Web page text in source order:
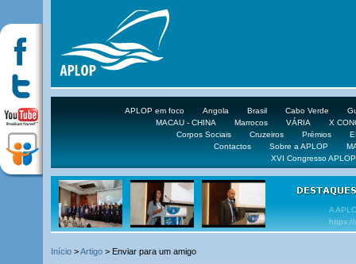
APLOP em foco Angola Brasil Cabo Verde
MACAU - CHINA
Marrocos VÁRIA
X
Corpos Sociais
Cruzeiros Prémios
Contactos
Sobre a APLOP
XVI Congresso APLOP
VEJA
Início >Artigo > Enviar para um amigo